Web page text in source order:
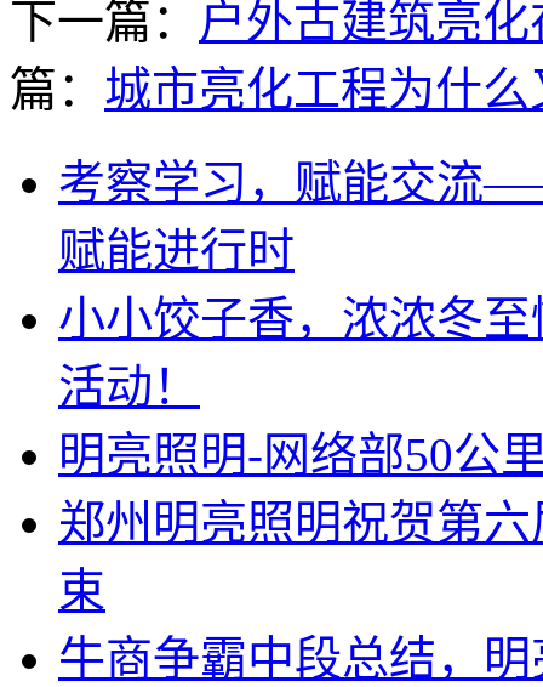
下一篇： 户外古建筑亮
篇： 城市亮化工程为什
考察学习，赋能交流
赋能进行时
小小饺子香，浓浓冬
活动！
明亮照明-网络部50公
郑州明亮照明祝贺第
束
牛商争霸中段总结，